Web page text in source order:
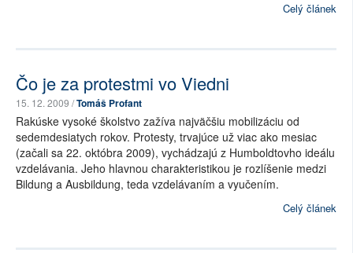
Celý článek
Čo je za protestmi vo Viedni
15. 12. 2009 /Tomáš Profant
Rakúske vysoké školstvo zažíva najväčšiu mobilizáciu od
sedemdesiatych rokov. Protesty, trvajúce už viac ako mesiac
(začali sa 22. októbra 2009), vychádzajú z Humboldtovho ideálu
vzdelávania. Jeho hlavnou charakteristikou je rozlíšenie medzi
Bildung a Ausbildung, teda vzdelávaním a vyučením.
Celý článek